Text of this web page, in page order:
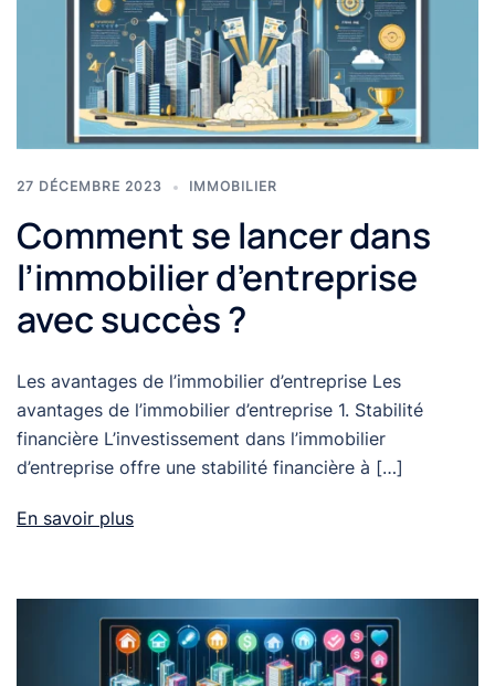
27 DÉCEMBRE 2023 IMMOBILIER
Comment se lancer dans
l’immobilier d’entreprise
avec succès ?
Les avantages de l’immobilier d’entreprise Les
avantages de l’immobilier d’entreprise 1. Stabilité
financière L’investissement dans l’immobilier
d’entreprise offre une stabilité financière à […]
En savoir plus